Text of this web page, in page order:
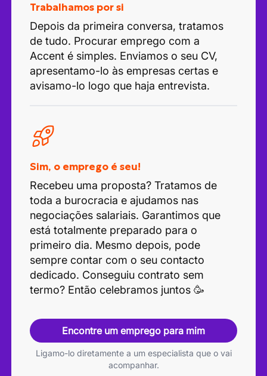
Trabalhamos por si
Depois da primeira conversa, tratamos
de tudo. Procurar emprego com a
Accent é simples. Enviamos o seu CV,
apresentamo-lo às empresas certas e
avisamo-lo logo que haja entrevista.
Sim, o emprego é seu!
Recebeu uma proposta? Tratamos de
toda a burocracia e ajudamos nas
negociações salariais. Garantimos que
está totalmente preparado para o
primeiro dia. Mesmo depois, pode
sempre contar com o seu contacto
dedicado. Conseguiu contrato sem
termo? Então celebramos juntos 🥳
Encontre um emprego para mim
Ligamo-lo diretamente a um especialista que o vai
acompanhar.